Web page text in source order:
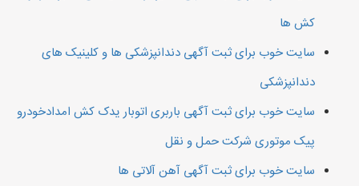
کش ها
سایت خوب برای ثبت آگهی دندانپزشکی ها و کلینیک های
دندانپزشکی
سایت خوب برای ثبت آگهی باربری اتوبار یدک کش امدادخودرو
پیک موتوری شرکت حمل و نقل
سایت خوب برای ثبت آگهی آهن آلاتی ها